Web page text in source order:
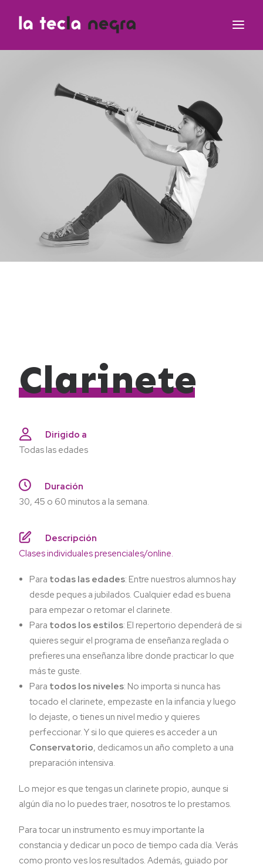
Equipo Teclero
Contacto
¿Dudas?
Clarinete
Dirigido a
Todas las edades
Duración
30, 45 o 60 minutos a la semana.
Descripción
Clases individuales presenciales/online.
Para todas las edades: Entre nuestros alumnos hay
desde peques a jubilados. Cualquier edad es buena
para empezar o retomar el clarinete.
Para todos los estilos: El repertorio dependerá de si
quieres seguir el programa de enseñanza reglada o
prefieres una enseñanza libre donde practicar lo que
más te guste.
Para todos los niveles: No importa si nunca has
tocado el clarinete, empezaste en la infancia y luego
lo dejaste, o tienes un nivel medio y quieres
perfeccionar. Y si lo que quieres es acceder a un
Conservatorio, dedicamos un año completo a una
preparación intensiva.
Lo mejor es que tengas un clarinete propio, aunque si
algún día no lo puedes traer, nosotros te lo prestamos.
Para tocar un instrumento es muy importante la
constancia y dedicar un poco de tiempo cada día. Verás
como pronto ves los resultados. Además, guiado por